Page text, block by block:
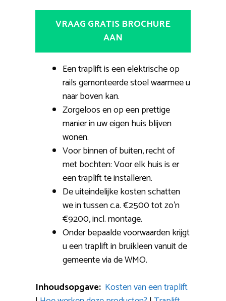
VRAAG GRATIS BROCHURE
AAN
Een traplift is een elektrische op
rails gemonteerde stoel waarmee u
naar boven kan.
Zorgeloos en op een prettige
manier in uw eigen huis blijven
wonen.
Voor binnen of buiten, recht of
met bochten: Voor elk huis is er
een traplift te installeren.
De uiteindelijke kosten schatten
we in tussen c.a. €2500 tot zo’n
€9200, incl. montage.
Onder bepaalde voorwaarden krijgt
u een traplift in bruikleen vanuit de
gemeente via de WMO.
Inhoudsopgave: Kosten van een traplift